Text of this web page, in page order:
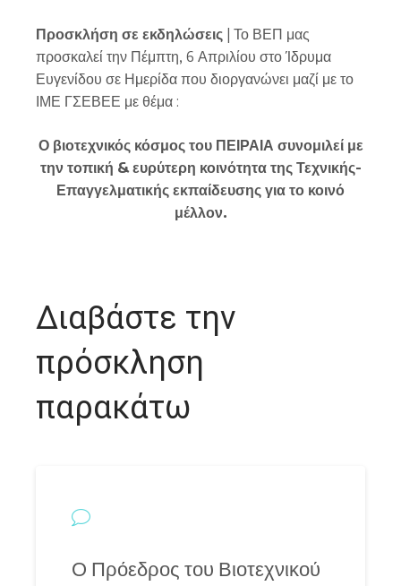
Προσκλήση σε εκδηλώσεις | Το ΒΕΠ μας
προσκαλεί την Πέμπτη, 6 Απριλίου στο Ίδρυμα
Ευγενίδου σε Ημερίδα που διοργανώνει μαζί με το
ΙΜΕ ΓΣΕΒΕΕ με θέμα :
Ο βιοτεχνικός κόσμος του ΠΕΙΡΑΙΑ συνομιλεί με
την τοπική & ευρύτερη κοινότητα της Τεχνικής-
Επαγγελματικής εκπαίδευσης για το κοινό
μέλλον.
Διαβάστε την
πρόσκληση
παρακάτω
Ο Πρόεδρος του Βιοτεχνικού